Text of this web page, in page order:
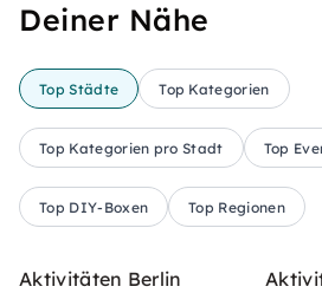
Deiner Nähe
Top Städte Top Kategorien
Top Kategorien pro Stadt Top
Top DIY-Boxen Top Regionen
Aktivitäten Berlin